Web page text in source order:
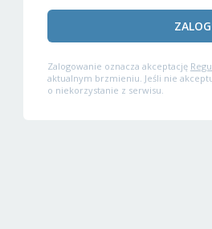
Zalogowanie oznacza akceptację
aktualnym brzmieniu. Jeśli nie
o niekorzystanie z serwisu.